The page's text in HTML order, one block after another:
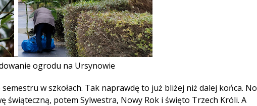
ogrodu na Ursynowie
w szkołach. Tak naprawdę to już bliżej niż dalej końca. No
potem Sylwestra, Nowy Rok i święto Trzech Króli. A